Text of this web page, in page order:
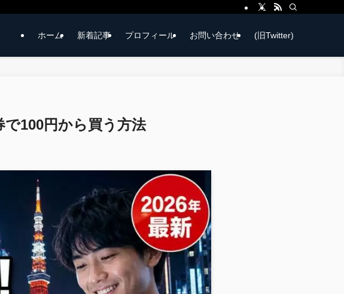
ホーム 新着記事 プロフィール お問い合わせ (旧Twitter)
で100円から買う方法